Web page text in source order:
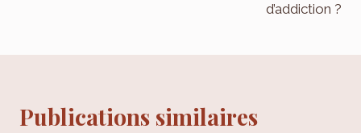
d’addiction ?
Publications similaires